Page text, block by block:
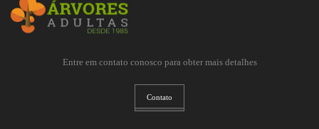
Entre em contato conosco para obter mais detalhes
Contato